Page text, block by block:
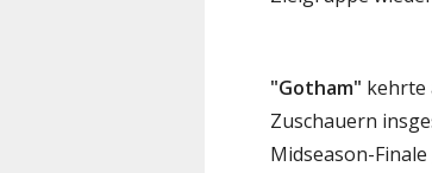
"Gotham" kehrte
Zuschauern
Midseason-